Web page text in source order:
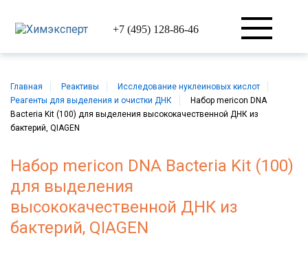
+7 (495) 128-86-46
Главная Реактивы
Исследование нуклеиновых кислот
Реагенты для выделения и очистки ДНК
Набор mericon DNA
Bacteria Kit (100) для выделения высококачественной ДНК из
бактерий, QIAGEN
Набор mericon DNA Bacteria Kit (100)
для выделения
высококачественной ДНК из
бактерий, QIAGEN